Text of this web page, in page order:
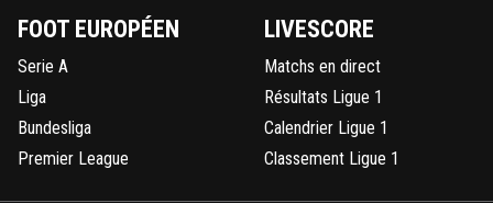
FOOT EUROPÉEN
Serie A
Liga
Bundesliga
Premier League
LIVESCORE
Matchs en direct
Résultats Ligue 1
Calendrier Ligue 1
Classement Ligue 1